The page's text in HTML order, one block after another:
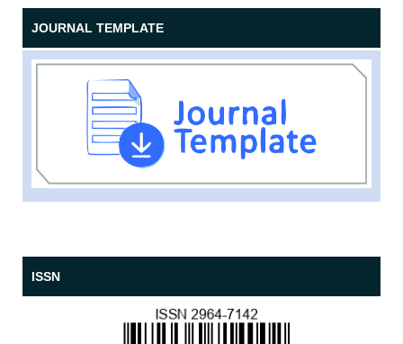
JOURNAL TEMPLATE
ISSN